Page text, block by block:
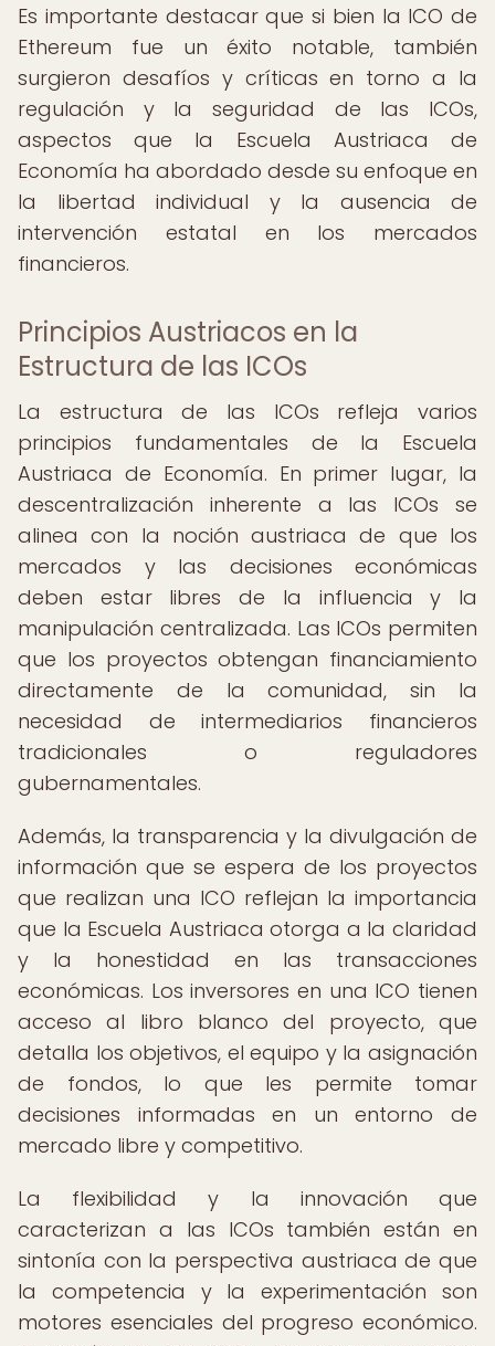
Es importante destacar que si bien la ICO de
Ethereum fue un éxito notable, también
surgieron desafíos y críticas en torno a la
regulación y la seguridad de las ICOs,
aspectos que la Escuela Austriaca de
Economía ha abordado desde su enfoque en
la libertad individual y la ausencia de
intervención estatal en los mercados
financieros.
Principios Austriacos en la
Estructura de las ICOs
La estructura de las ICOs refleja varios
principios fundamentales de la Escuela
Austriaca de Economía. En primer lugar, la
descentralización inherente a las ICOs se
alinea con la noción austriaca de que los
mercados y las decisiones económicas
deben estar libres de la influencia y la
manipulación centralizada. Las ICOs permiten
que los proyectos obtengan financiamiento
directamente de la comunidad, sin la
necesidad de intermediarios financieros
tradicionales o reguladores
gubernamentales.
Además, la transparencia y la divulgación de
información que se espera de los proyectos
que realizan una ICO reflejan la importancia
que la Escuela Austriaca otorga a la claridad
y la honestidad en las transacciones
económicas. Los inversores en una ICO tienen
acceso al libro blanco del proyecto, que
detalla los objetivos, el equipo y la asignación
de fondos, lo que les permite tomar
decisiones informadas en un entorno de
mercado libre y competitivo.
La flexibilidad y la innovación que
caracterizan a las ICOs también están en
sintonía con la perspectiva austriaca de que
la competencia y la experimentación son
motores esenciales del progreso económico.